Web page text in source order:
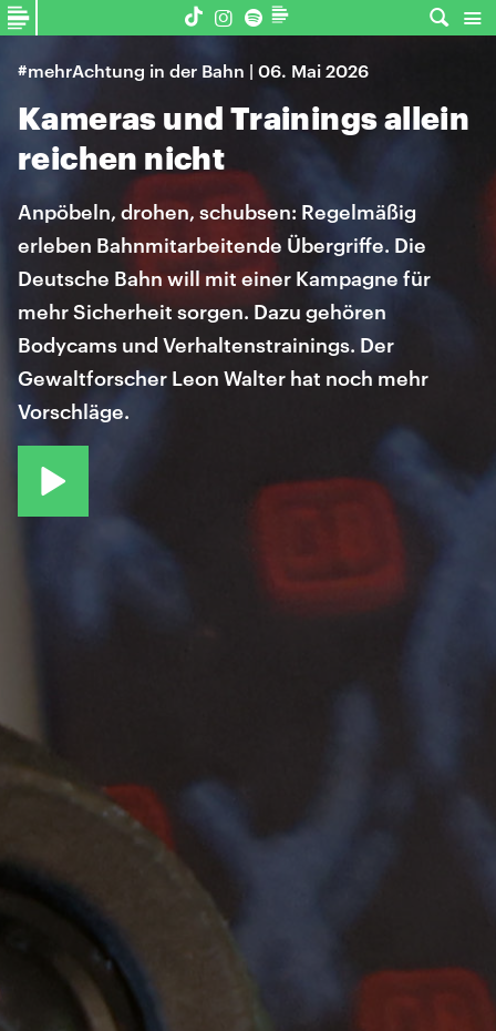
#mehrAchtung in der Bahn | 06. Mai 2026
Kameras und Trainings allein
reichen nicht
Anpöbeln, drohen, schubsen: Regelmäßig
erleben Bahnmitarbeitende Übergriffe. Die
Deutsche Bahn will mit einer Kampagne für
mehr Sicherheit sorgen. Dazu gehören
Bodycams und Verhaltenstrainings. Der
Gewaltforscher Leon Walter hat noch mehr
Vorschläge.